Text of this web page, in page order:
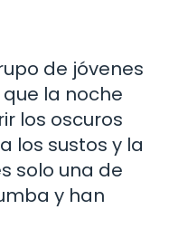
de jóvenes
la noche
los oscuros
los sustos y la
solo una de
y han